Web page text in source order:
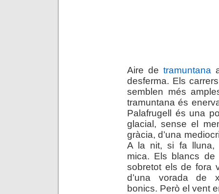
Aire de tramuntana
desferma. Els
semblen més
tramuntana és
Palafrugell és una
glacial, sense el
gràcia, d’una
A la nit, si fa lluna,
mica. Els blancs
sobretot els de fora
d’una vorada de
bonics. Però el vent